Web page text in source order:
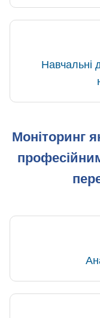
Навчальні
Моніторинг